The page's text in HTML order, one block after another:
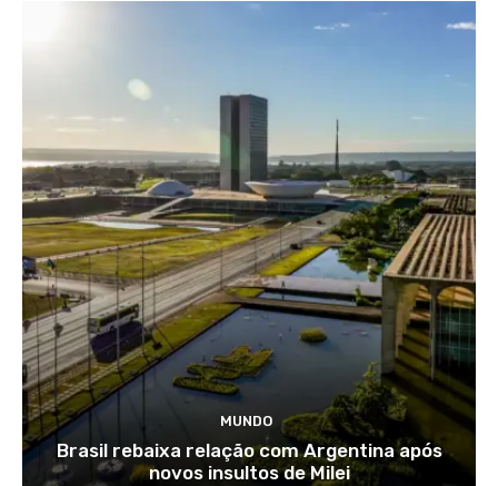
MUNDO
Brasil rebaixa relação com Argentina após
novos insultos de Milei